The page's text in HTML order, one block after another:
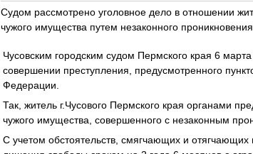
Судом рассмотрено уголовное дело в отношении
чужого имущества путем незаконного
Чусовским городским судом Пермского края 6
совершении преступления, предусмотренного
Федерации.
Так, житель г.Чусового Пермского края органами
чужого имущества, совершенного с незаконным
С учетом обстоятельств, смягчающих и